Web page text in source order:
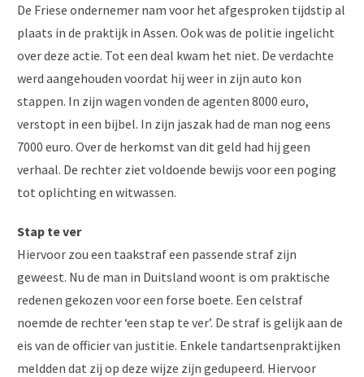
De Friese ondernemer nam voor het afgesproken tijdstip al
plaats in de praktijk in Assen. Ook was de politie ingelicht
over deze actie. Tot een deal kwam het niet. De verdachte
werd aangehouden voordat hij weer in zijn auto kon
stappen. In zijn wagen vonden de agenten 8000 euro,
verstopt in een bijbel. In zijn jaszak had de man nog eens
7000 euro. Over de herkomst van dit geld had hij geen
verhaal. De rechter ziet voldoende bewijs voor een poging
tot oplichting en witwassen.
Stap te ver
Hiervoor zou een taakstraf een passende straf zijn
geweest. Nu de man in Duitsland woont is om praktische
redenen gekozen voor een forse boete. Een celstraf
noemde de rechter ‘een stap te ver’. De straf is gelijk aan de
eis van de officier van justitie. Enkele tandartsenpraktijken
meldden dat zij op deze wijze zijn gedupeerd. Hiervoor